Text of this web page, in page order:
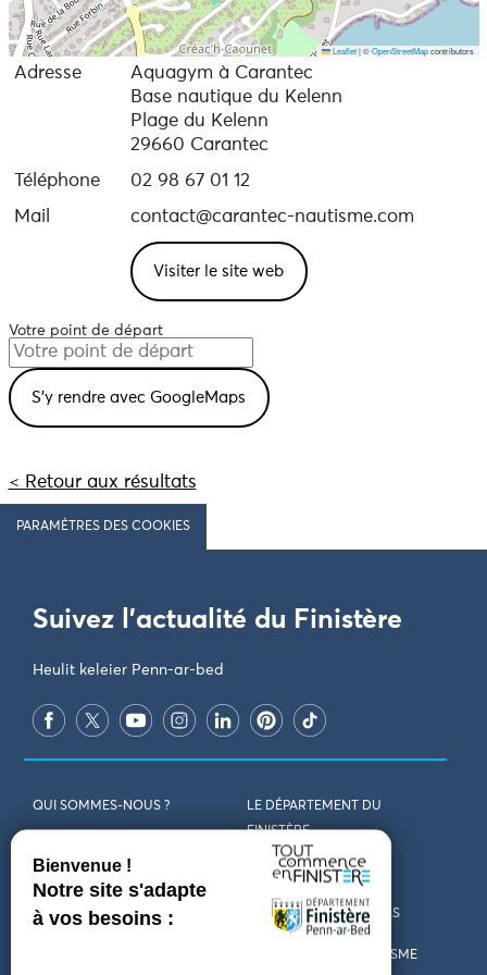
Leaflet |©OpenStreetMapcontributors
Adresse
Aquagym à Carantec
Base nautique du Kelenn
Plage du Kelenn
29660 Carantec
Téléphone
02 98 67 01 12
Mail
contact@carantec-nautisme.com
Visiter le site web
Votre point de départ
< Retour aux résultats
PARAMÈTRES DES COOKIES
Suivez l'actualité du Finistère
Heulit keleier Penn-ar-bed
QUI SOMMES-NOUS ?
LE DÉPARTEMENT DU
FINISTÈRE
REJOIGNEZ-NOUS VENIR EN FINISTÈRE
CONTACT CARTES ET BROCHURES
LES OFFICES DE TOURISME